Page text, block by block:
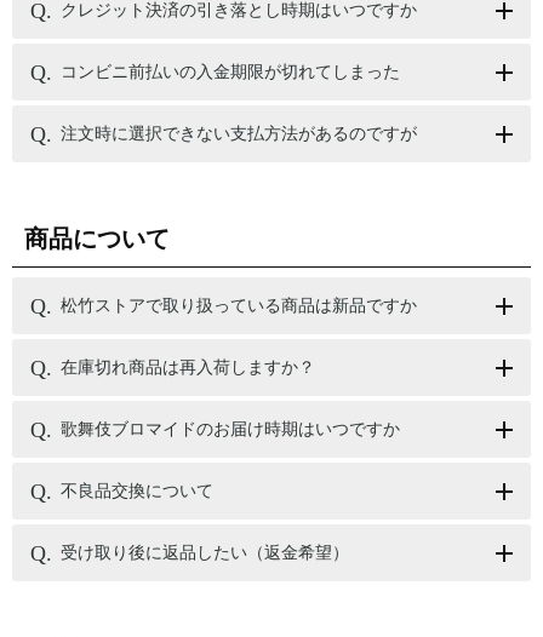
クレジット決済の引き落とし時期はいつですか
コンビニ前払いの入金期限が切れてしまった
注文時に選択できない支払方法があるのですが
商品について
松竹ストアで取り扱っている商品は新品ですか
在庫切れ商品は再入荷しますか？
歌舞伎ブロマイドのお届け時期はいつですか
不良品交換について
受け取り後に返品したい（返金希望）